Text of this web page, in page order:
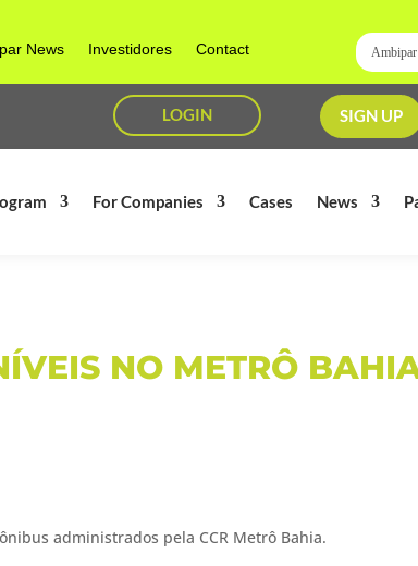
News Investidores Contact
LOGIN SIGN UP
For Companies Cases News
NO METRÔ
administrados pela CCR Metrô Bahia.